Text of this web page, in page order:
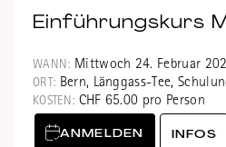
Einführungskurs
WANN: Mittwoch 24. Februar
ORT: Bern, Länggass-Tee,
KOSTEN: CHF 65.00 pro Person
ANMELDEN INFOS